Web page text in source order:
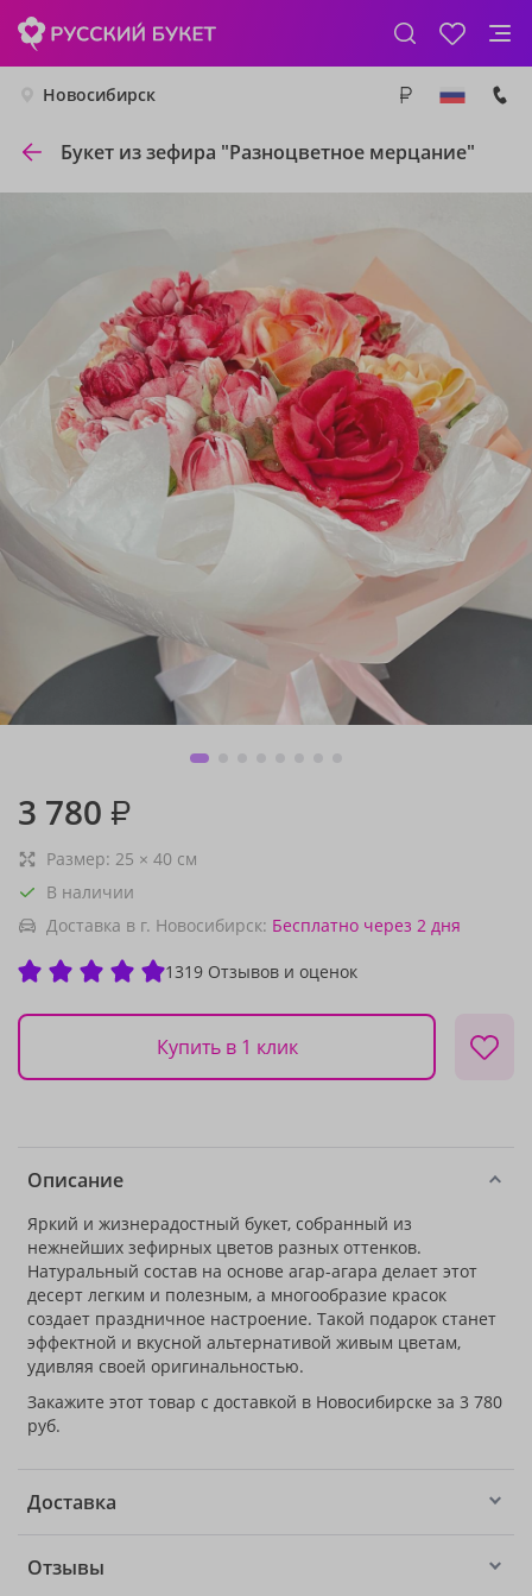
Новосибирск
Букет из зефира "Разноцветное мерцание"
3 780 ₽
Размер: 25 × 40 см
В наличии
Доставка в г. Новосибирск: Бесплатно через 2 дня
1319 Отзывов и оценок
Купить в 1 клик
Описание
Яркий и жизнерадостный букет, собранный из
нежнейших зефирных цветов разных оттенков.
Натуральный состав на основе агар-агара делает этот
десерт легким и полезным, а многообразие красок
создает праздничное настроение. Такой подарок станет
эффектной и вкусной альтернативой живым цветам,
удивляя своей оригинальностью.
Закажите этот товар с доставкой в Новосибирске за 3 780
руб.
Доставка
Отзывы